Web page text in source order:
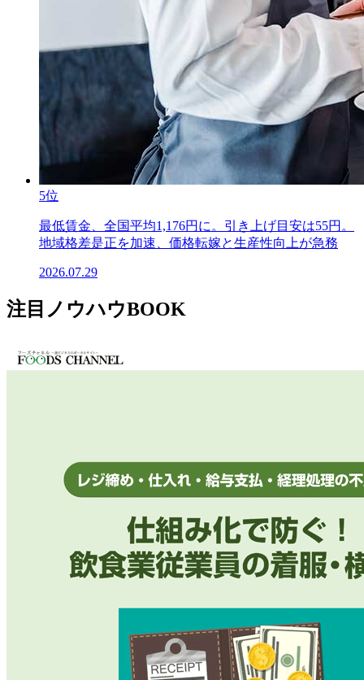
5位
最低賃金、全国平均1,176円に。引き上げ目安は55円。
地域格差是正を加速、価格転嫁と生産性向上が急務
2026.07.29
注目ノウハウBOOK